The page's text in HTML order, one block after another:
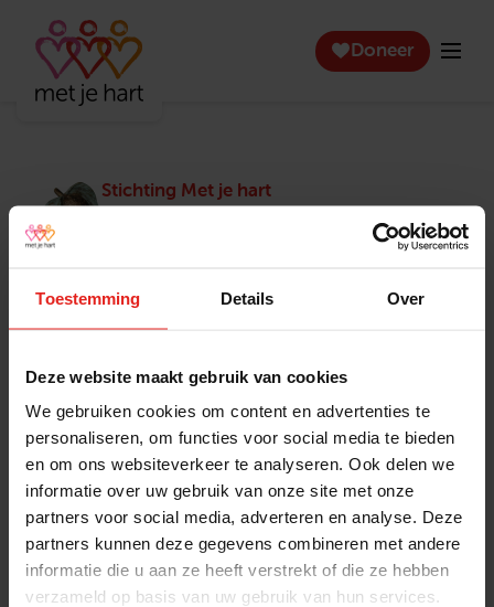
Toestemming Details Over
Deze website maakt gebruik van cookies
We gebruiken cookies om content en advertenties te
personaliseren, om functies voor social media te bieden
en om ons websiteverkeer te analyseren. Ook delen we
informatie over uw gebruik van onze site met onze
partners voor social media, adverteren en analyse. Deze
partners kunnen deze gegevens combineren met andere
informatie die u aan ze heeft verstrekt of die ze hebben
verzameld op basis van uw gebruik van hun services.
Doneer
Stichting Met je hart
Stichting Met je hart laat ouderen die zich
eenzaam voelen weer genieten en inspireert
winnaar van het Appeltje van Oranje.
Actuele vacatures
Pers en media
Jaarverslag 2025
Contact
Klachtenprocedure
Privacyverklaring
Opzeggen
Volg ons
Aanmeldennieuwsbrief